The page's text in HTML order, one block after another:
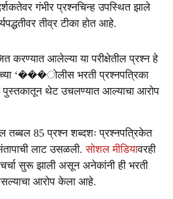
गंभीर प्रश्नचिन्ह उपस्थित झाले
तीव्र टीका होत आहे.
करण्यात आलेल्या या परीक्षेतील प्रश्न हे
‘���ोलीस भरती प्रश्नपत्रिका
पुस्तकातून थेट उचलण्यात आल्याचा आरोप
तब्बल 85 प्रश्न शब्दशः प्रश्नपत्रिकेत
लाट उसळली.सोशल मीडियावरही
चर्चा सुरू झाली असून अनेकांनी ही भरती
आरोप केला आहे.